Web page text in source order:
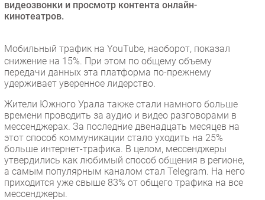
Оборудование
Кадры
Регулирование
Финансы
Web
Безопасность
Инновации
CIO/Управление ИТ
Гаджеты
Здоровье
видеозвонки и просмотр контента онлайн-
кинотеатров.
Мобильный трафик на YouTube, наоборот, показал
снижение на 15%. При этом по общему объему
передачи данных эта платформа по-прежнему
удерживает уверенное лидерство.
Жители Южного Урала также стали намного больше
времени проводить за аудио и видео разговорами в
мессенджерах. За последние двенадцать месяцев на
этот способ коммуникации стало уходить на 25%
больше интернет-трафика. В целом, мессенджеры
утвердились как любимый способ общения в регионе,
а самым популярным каналом стал Telegram. На него
приходится уже свыше 83% от общего трафика на все
мессенджеры.